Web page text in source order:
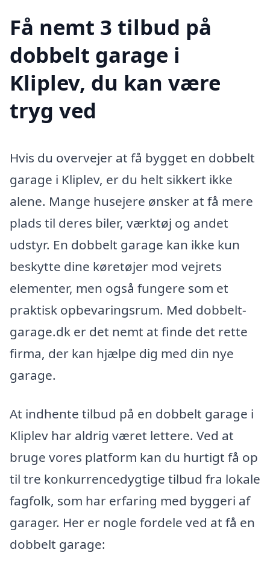
Få nemt 3 tilbud på
dobbelt garage i
Kliplev, du kan være
tryg ved
Hvis du overvejer at få bygget en dobbelt
garage i Kliplev, er du helt sikkert ikke
alene. Mange husejere ønsker at få mere
plads til deres biler, værktøj og andet
udstyr. En dobbelt garage kan ikke kun
beskytte dine køretøjer mod vejrets
elementer, men også fungere som et
praktisk opbevaringsrum. Med dobbelt-
garage.dk er det nemt at finde det rette
firma, der kan hjælpe dig med din nye
garage.
At indhente tilbud på en dobbelt garage i
Kliplev har aldrig været lettere. Ved at
bruge vores platform kan du hurtigt få op
til tre konkurrencedygtige tilbud fra lokale
fagfolk, som har erfaring med byggeri af
garager. Her er nogle fordele ved at få en
dobbelt garage: